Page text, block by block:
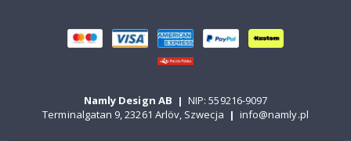
Namly Design AB | NIP: 559216-9097
Terminalgatan 9, 23261 Arlöv, Szwecja | info@namly.pl